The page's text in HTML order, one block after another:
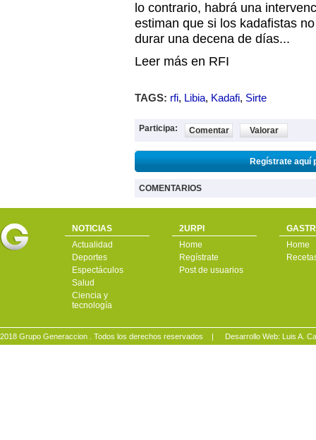
lo contrario, habrá una
estiman que si los kadafistas
durar una decena de días...
Leer más en RFI
TAGS: rfi, Libia, Kadafi, Sirte
Participa: Comentar Valorar
Regístrate aquí
COMENTARIOS
NOTICIAS
Actualidad
Deportes
Espectáculos
Salud
Ciencia y
tecnología
2URPI
Home
Regístrate
Post de usuarios
Home
2018 Grupo Generaccion . Todos los derechos reservados | Desarrollo Web: Luis